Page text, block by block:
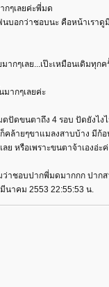
ๆเลยค่ะพี่มด
บอกว่าชอบนะ คือหน้าเราดู
กๆเลย...เป๊ะเหมือนเดิมทุกค
ากๆเลยค่ะ
ปัดขนตาถึง 4 รอบ ปัดยังไง
ล้ายๆขาแมลงสาบบ้าง มีก้อ
หรือเพราะขนตาจ้าเองอ่ะค่
าชอบปากพี่มดมากกก ปากส
นาคม 2553 22:55:53 น.